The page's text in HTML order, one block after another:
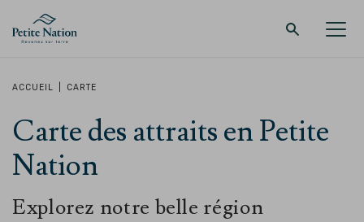
Retour au menu principal
LA RÉGION
Retour au menu principal
PROMENADES – QUOI FAIRE
Retour au menu principal
HÉBERGEMENT
Retour au menu principal
RESTAURANT
ACCUEIL CARTE
Carte des attraits en Petite
Nation
Explorez notre belle région